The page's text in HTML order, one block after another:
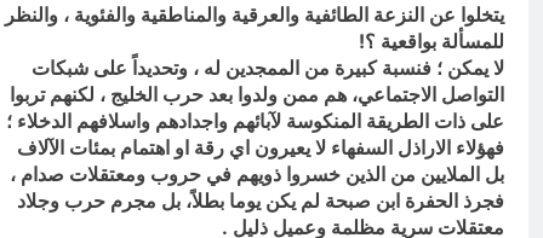
يتخلوا عن النزعة الطائفية والعرقية والمناطقية والفئوية ، والنظر
للمسألة بواقعية ؟!
لا يمكن ؛ فنسبة كبيرة من الممجدين له ، وتحديداً على شبكات
التواصل الاجتماعي، هم ممن ولدوا بعد حرب الخليج ، لكنهم تربوا
على ذات الطريقة المنكوسة لآبائهم واجدادهم واسلافهم الدخلاء ؛
فهؤلاء الاراذل السفهاء لا يعيرون اي رقة او اهتمام بمئات الآلاف
بل الملايين من الذين خسروا ذويهم في حروب ومعتقلات صدام ،
فجرذ الحفرة ابن صبحة لم يكن يوما بطلاً، بل مجرم حرب وجلاد
معتقلات سرية مظلمة وعميل ذليل .